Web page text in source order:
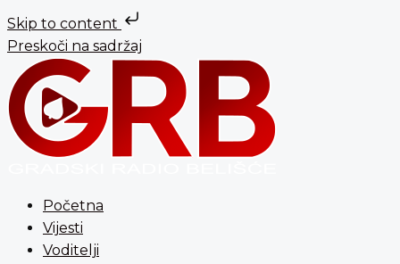
Skip to content
Preskoči na sadržaj
Početna
Vijesti
Voditelji